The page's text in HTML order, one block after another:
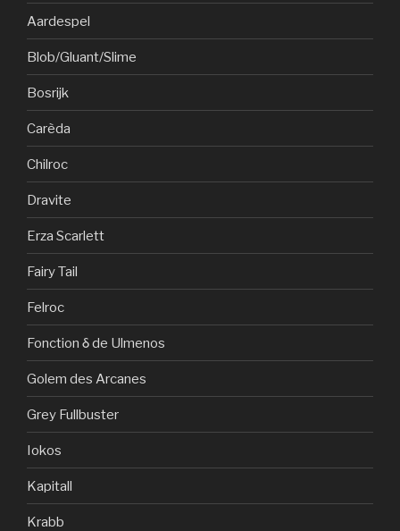
Aardespel
Blob/Gluant/Slime
Bosrijk
Carèda
Chilroc
Dravite
Erza Scarlett
Fairy Tail
Felroc
Fonction δ de Ulmenos
Golem des Arcanes
Grey Fullbuster
Iokos
Kapitall
Krabb